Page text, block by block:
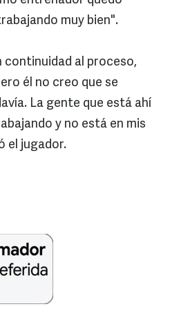
muy bien".
continuidad al proceso,
él no creo que se
La gente que está ahí
y no está en mis
el jugador.